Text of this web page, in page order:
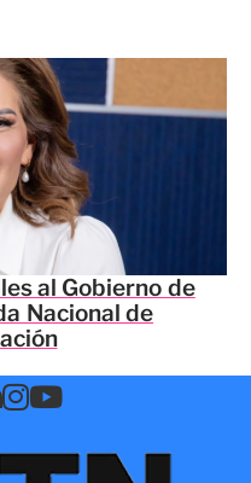
al Gobierno de
Nacional de